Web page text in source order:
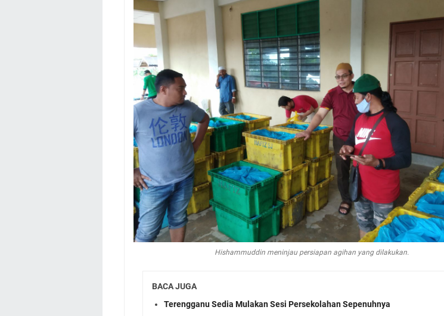
Hishammuddin meninjau persiapan agihan yang dilakukan.
BACA JUGA
Terengganu Sedia Mulakan Sesi Persekolahan Sepenuhnya